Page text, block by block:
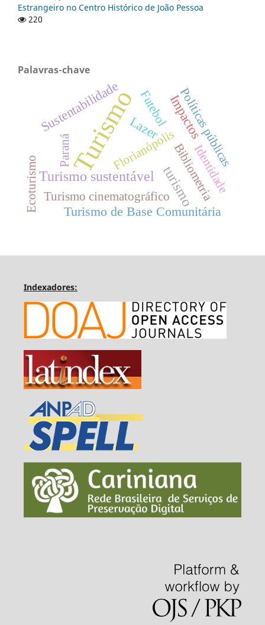
Estrangeiro no Centro Histórico de João Pessoa
220
Palavras-chave
Turismo
Turismo sustentável turismo
Impactos
Lazer
Sustentabilidade
Turismo de Base Comunitária
Ecoturismo
Florianópolis
Turismo cinematográfico
Políticas públicas
Paraná Bibliometria
Identidade
Futebol
Indexadores: